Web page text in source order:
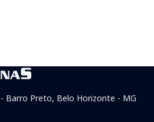
Barro Preto, Belo Horizonte - MG